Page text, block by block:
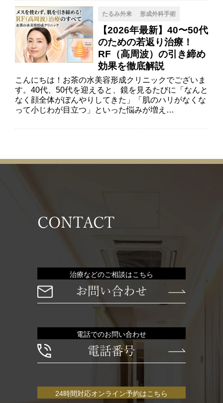
たるみ外来 形成外科手術
【2026年最新】40〜50代
のための若返り治療！
RF（高周波）の引き締め
効果を徹底解説
こんにちは！お茶の水美容形成クリニックでございま
す。40代、50代を迎えると、鏡を見るたびに「なんと
なく顔全体がぼんやりしてきた」「肌のハリがなくな
って小じわが目立つ」といった悩みが増え…
CONTACT
治療などのご相談はこちら
お問い合わせ
電話でのお問い合わせ
電話番号
24時間対応オンライン予約はこちら